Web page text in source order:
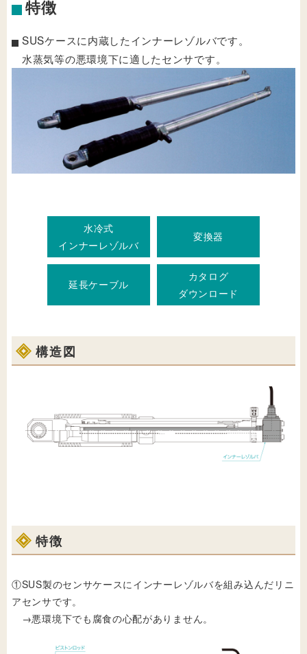
特徴
SUSケースに内蔵したインナーレゾルバです。
水蒸気等の悪環境下に適したセンサです。
水冷式
インナーレゾルバ
変換器
延長ケーブル
カタログ
ダウンロード
構造図
特徴
①SUS製のセンサケースにインナーレゾルバを組み込んだリニ
アセンサです。
→悪環境下でも腐食の心配がありません。